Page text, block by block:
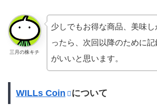
三月の株キチ
少しでもお得な商品、美味
ったら、次回以降のために
がいいと思います。
WILLs Coin について